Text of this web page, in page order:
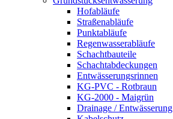
Hofabläufe
Straßenabläufe
Punktabläufe
Regenwasserabläufe
Schachtbauteile
Schachtabdeckungen
Entwässerungsrinnen
KG-PVC - Rotbraun
KG-2000 - Maigrün
Drainage / Entwässerung